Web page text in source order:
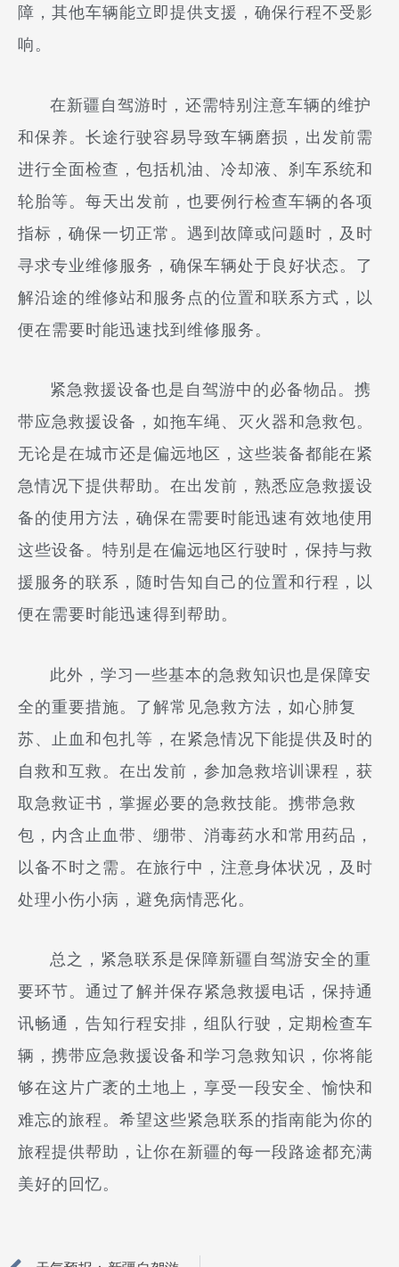
障，其他车辆能立即提供支援，确保行程不受影
响。
在新疆自驾游时，还需特别注意车辆的维护
和保养。长途行驶容易导致车辆磨损，出发前需
进行全面检查，包括机油、冷却液、刹车系统和
轮胎等。每天出发前，也要例行检查车辆的各项
指标，确保一切正常。遇到故障或问题时，及时
寻求专业维修服务，确保车辆处于良好状态。了
解沿途的维修站和服务点的位置和联系方式，以
便在需要时能迅速找到维修服务。
紧急救援设备也是自驾游中的必备物品。携
带应急救援设备，如拖车绳、灭火器和急救包。
无论是在城市还是偏远地区，这些装备都能在紧
急情况下提供帮助。在出发前，熟悉应急救援设
备的使用方法，确保在需要时能迅速有效地使用
这些设备。特别是在偏远地区行驶时，保持与救
援服务的联系，随时告知自己的位置和行程，以
便在需要时能迅速得到帮助。
此外，学习一些基本的急救知识也是保障安
全的重要措施。了解常见急救方法，如心肺复
苏、止血和包扎等，在紧急情况下能提供及时的
自救和互救。在出发前，参加急救培训课程，获
取急救证书，掌握必要的急救技能。携带急救
包，内含止血带、绷带、消毒药水和常用药品，
以备不时之需。在旅行中，注意身体状况，及时
处理小伤小病，避免病情恶化。
总之，紧急联系是保障新疆自驾游安全的重
要环节。通过了解并保存紧急救援电话，保持通
讯畅通，告知行程安排，组队行驶，定期检查车
辆，携带应急救援设备和学习急救知识，你将能
够在这片广袤的土地上，享受一段安全、愉快和
难忘的旅程。希望这些紧急联系的指南能为你的
旅程提供帮助，让你在新疆的每一段路途都充满
美好的回忆。